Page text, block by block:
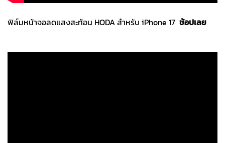
ฟิล์มหน้าจอลดแสงสะท้อน HODA สำหรับ iPhone 17 ช้อปเลย